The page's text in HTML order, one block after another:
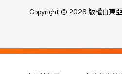
Copyright © 2026 版權由東亞